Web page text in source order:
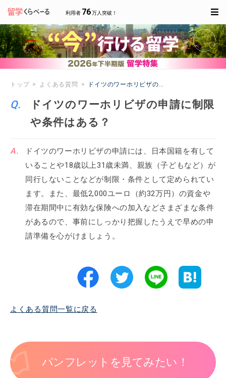
利用者 76万人突破！
トップ よくある質問 ドイツのワーホリビザの申請に制限や条件はあ
ドイツのワーホリビザの申請に制限
や条件はある？
ドイツのワーホリビザの申請には、日本国籍を有して
いることや18歳以上31歳未満、親族（子どもなど）が
同行しないことなどが制限・条件として定められてい
ます。また、最低2,000ユーロ（約32万円）の資金や
滞在期間中に有効な保険への加入などさまざまな条件
があるので、事前にしっかり把握したうえで早めの申
請準備を心がけましょう。
よくある質問一覧に戻る
パンフレットを見てみたい！